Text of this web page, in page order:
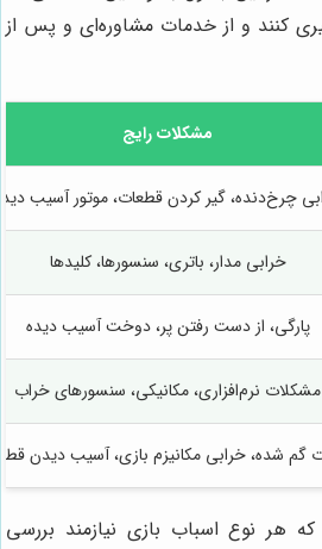
کنند و از خدمات مشاوره‌ای و پس از
مشکلات رایج
چرخ‌دنده، گیر کردن قطعات، موتور آسیب
خرابی مدار، باتری، سنسورها، کلیدها
پارگی، از دست رفتن پر، دوخت آسیب دیده
مشکلات نرم‌افزاری، مکانیکی، سنسورهای خراب
گم شده، خرابی مکانیزم بازی، آسیب دیدن
هر نوع اسباب بازی نیازمند بررسی